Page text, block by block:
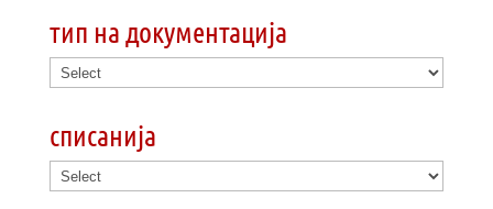
тип на документација
списанија